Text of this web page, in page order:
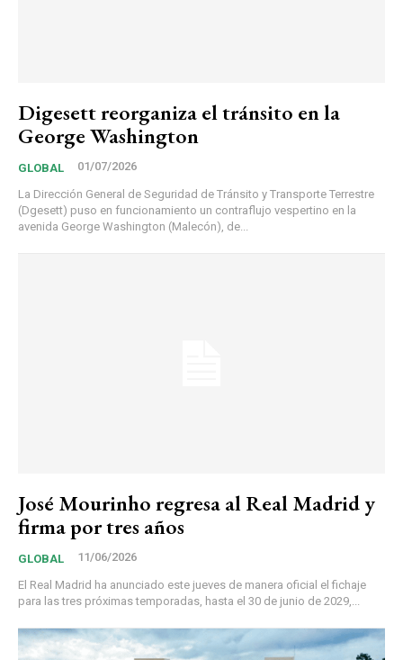
Digesett reorganiza el tránsito en la
George Washington
GLOBAL 01/07/2026
La Dirección General de Seguridad de Tránsito y Transporte Terrestre
(Dgesett) puso en funcionamiento un contraflujo vespertino en la
avenida George Washington (Malecón), de...
José Mourinho regresa al Real Madrid y
firma por tres años
GLOBAL 11/06/2026
El Real Madrid ha anunciado este jueves de manera oficial el fichaje
para las tres próximas temporadas, hasta el 30 de junio de 2029,...